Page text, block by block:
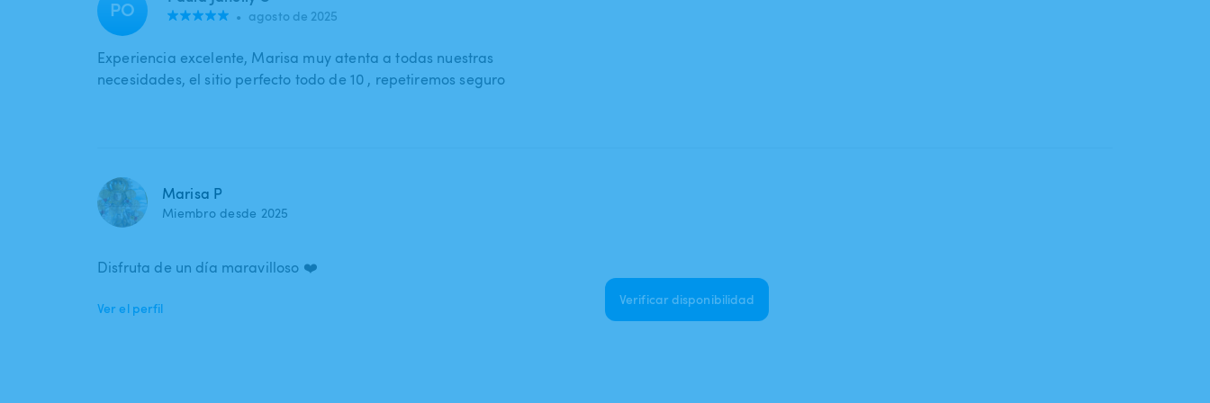
PO • agosto de 2025
Experiencia excelente, Marisa muy atenta a todas nuestras
necesidades, el sitio perfecto todo de 10 , repetiremos seguro
Marisa P
Miembro desde 2025
Disfruta de un día maravilloso ❤️
Ver el perfil
Verificar disponibilidad